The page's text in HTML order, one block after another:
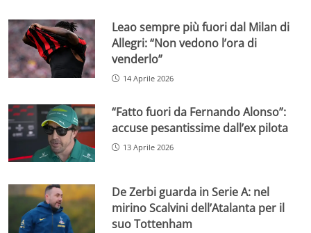
Leao sempre più fuori dal Milan di
Allegri: “Non vedono l’ora di
venderlo”
14 Aprile 2026
“Fatto fuori da Fernando Alonso”:
accuse pesantissime dall’ex pilota
13 Aprile 2026
De Zerbi guarda in Serie A: nel
mirino Scalvini dell’Atalanta per il
suo Tottenham